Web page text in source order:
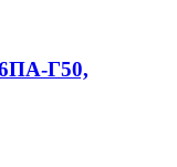
Г50,